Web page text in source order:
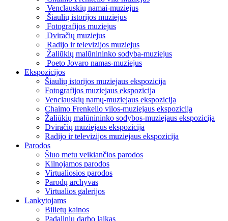
Venclauskių namai-muziejus
Šiaulių istorijos muziejus
Fotografijos muziejus
Dviračių muziejus
Radijo ir televizijos muziejus
Žaliūkių malūnininko sodyba-muziejus
Poeto Jovaro namas-muziejus
Ekspozicijos
Šiaulių istorijos muziejaus ekspozicija
Fotografijos muziejaus ekspozicija
Venclauskių namų-muziejaus ekspozicija
Chaimo Frenkelio vilos-muziejaus ekspozicija
Žaliūkių malūnininko sodybos-muziejaus ekspozicija
Dviračių muziejaus ekspozicija
Radijo ir televizijos muziejaus ekspozicija
Parodos
Šiuo metu veikiančios parodos
Kilnojamos parodos
Virtualiosios parodos
Parodų archyvas
Virtualios galerijos
Lankytojams
Bilietų kainos
Padalinių darbo laikas